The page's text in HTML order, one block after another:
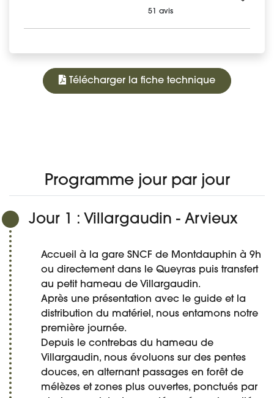
51 avis
Télécharger la fiche technique
Programme jour par jour
Jour 1 : Villargaudin - Arvieux
Accueil à la gare SNCF de Montdauphin à 9h
ou directement dans le Queyras puis transfert
au petit hameau de Villargaudin.
Après une présentation avec le guide et la
distribution du matériel, nous entamons notre
première journée.
Depuis le contrebas du hameau de
Villargaudin, nous évoluons sur des pentes
douces, en alternant passages en forêt de
mélèzes et zones plus ouvertes, ponctués par